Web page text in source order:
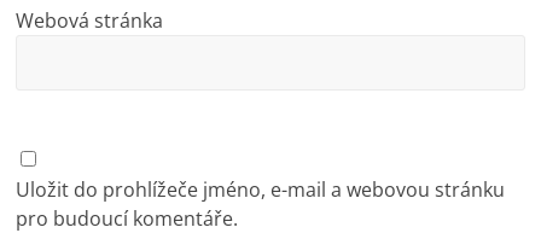
Webová stránka
Uložit do prohlížeče jméno, e-mail a webovou stránku
pro budoucí komentáře.